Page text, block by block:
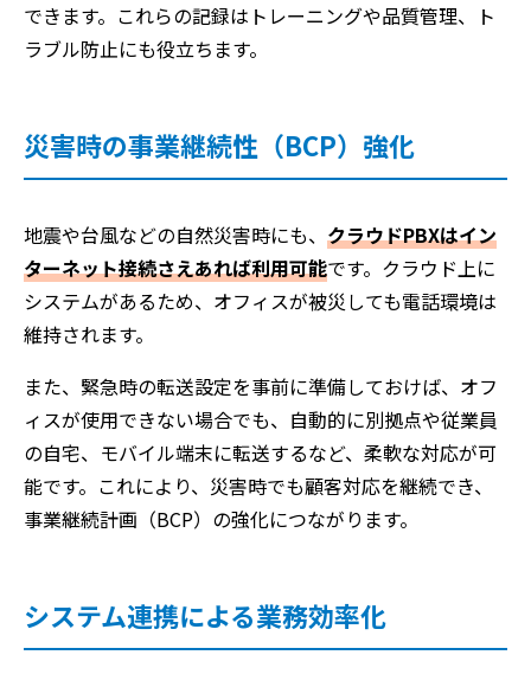
できます。これらの記録はトレーニングや品質管理、ト
ラブル防止にも役立ちます。
災害時の事業継続性（BCP）強化
地震や台風などの自然災害時にも、 クラウドPBXはイン
ターネット接続さえあれば利用可能です。クラウド上に
システムがあるため、オフィスが被災しても電話環境は
維持されます。
また、緊急時の転送設定を事前に準備しておけば、オフ
ィスが使用できない場合でも、自動的に別拠点や従業員
の自宅、モバイル端末に転送するなど、柔軟な対応が可
能です。これにより、災害時でも顧客対応を継続でき、
事業継続計画（BCP）の強化につながります。
システム連携による業務効率化